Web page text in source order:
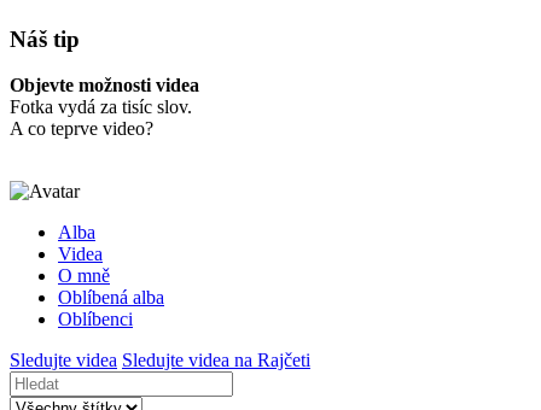
Náš tip
Objevte možnosti videa
Fotka vydá za tisíc slov.
A co teprve video?
Alba
Videa
O mně
Oblíbená alba
Oblíbenci
Sledujte videa Sledujte videa na Rajčeti